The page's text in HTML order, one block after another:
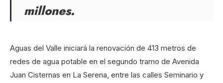
millones.
Aguas del Valle iniciará la renovación de 413 metros de
redes de agua potable en el segundo tramo de Avenida
Juan Cisternas en La Serena, entre las calles Seminario y